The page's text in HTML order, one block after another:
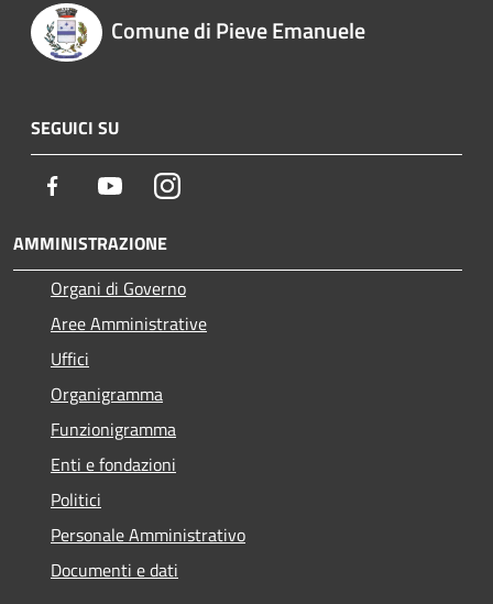
Comune di Pieve Emanuele
SEGUICI SU
Facebook YoutubeInstagram
AMMINISTRAZIONE
Organi di Governo
Aree Amministrative
Uffici
Organigramma
Funzionigramma
Enti e fondazioni
Politici
Personale Amministrativo
Documenti e dati